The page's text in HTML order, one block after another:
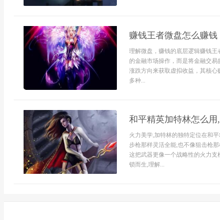
赚钱王者微盘怎么赚
理解微盘，赚钱的底层逻辑赚钱
的金融市场操作，而是将金融交
涨跌方向来获取虚拟收益，其核
多种...
和平精英加特林怎么
火力美学,加特林的独特定位在和
步枪那样灵活全能,也不像狙击枪
这把武器更像一个战略性的火力
锁而生,理解...